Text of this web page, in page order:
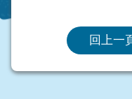
回上一